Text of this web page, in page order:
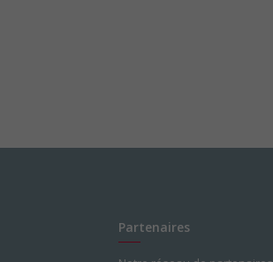
Partenaires